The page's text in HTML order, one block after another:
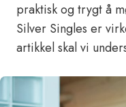
praktisk og trygt å
Silver Singles er
artikkel skal vi